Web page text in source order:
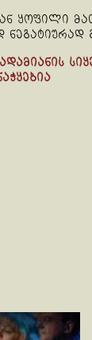
ყოფილი
ნეგატიურად